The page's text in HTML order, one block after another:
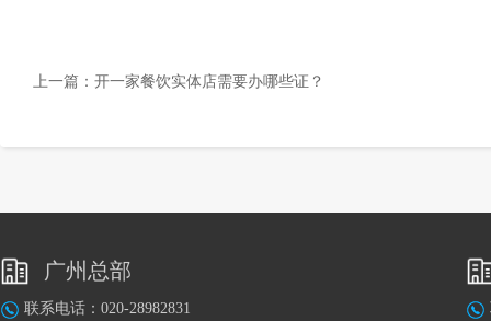
上一篇： 开一家餐饮实体店需要办哪些证？
广州总部
联系电话：020-28982831